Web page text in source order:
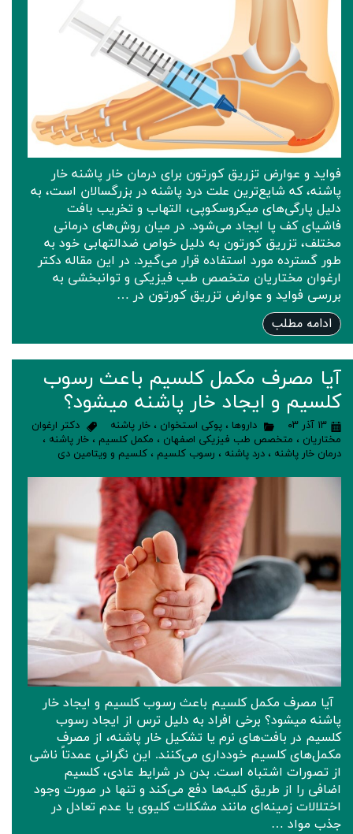
فواید و عوارض تزریق کورتون برای درمان خار پاشنه خار
پاشنه، که شایع‌ترین علت درد پاشنه در بزرگسالان است، به
دلیل پارگی‌های میکروسکوپی، التهاب و تخریب بافت
فاشیای کف پا ایجاد می‌شود. در میان روش‌های درمانی
مختلف، تزریق کورتون به دلیل خواص ضدالتهابی خود به
طور گسترده مورد استفاده قرار می‌گیرد. در این مقاله دکتر
ارغوان مختاریان متخصص طب فیزیکی و توانبخشی به
بررسی فواید و عوارض تزریق کورتون در …
ادامه مطلب
آیا مصرف مکمل کلسیم باعث رسوب
کلسیم و ایجاد خار پاشنه میشود؟
۱۳ آذر ۰۳ داروها ، پوکی استخوان ، خار پاشنه
دکتر ارغوان
مختاریان ، متخصص طب فیزیکی اصفهان ، مکمل کلسیم ، خار پاشنه ،
درمان خار پاشنه ، درد پاشنه ، رسوب کلسیم ، کلسیم و ویتامین دی
آیا مصرف مکمل کلسیم باعث رسوب کلسیم و ایجاد خار
پاشنه میشود؟ برخی افراد به دلیل ترس از ایجاد رسوب
کلسیم در بافت‌های نرم یا تشکیل خار پاشنه، از مصرف
مکمل‌های کلسیم خودداری می‌کنند. این نگرانی عمدتاً ناشی
از تصورات اشتباه است. بدن در شرایط عادی، کلسیم
اضافی را از طریق کلیه‌ها دفع می‌کند و تنها در صورت وجود
اختلالات زمینه‌ای مانند مشکلات کلیوی یا عدم تعادل در
جذب مواد …